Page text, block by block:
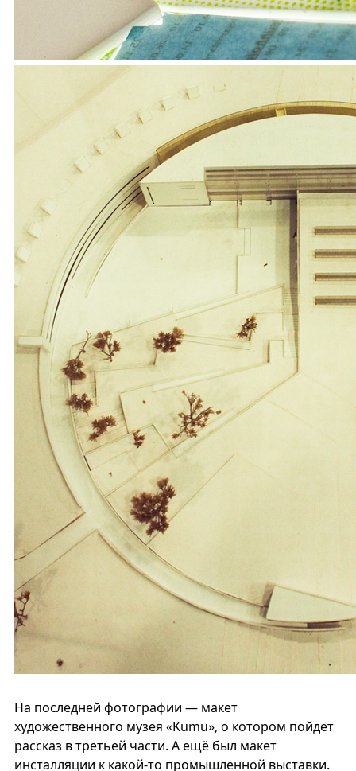
На последней фотографии — макет
художественного музея «Kumu», о котором пойдёт
рассказ в третьей части. А ещё был макет
инсталляции к какой-то промышленной выставки.